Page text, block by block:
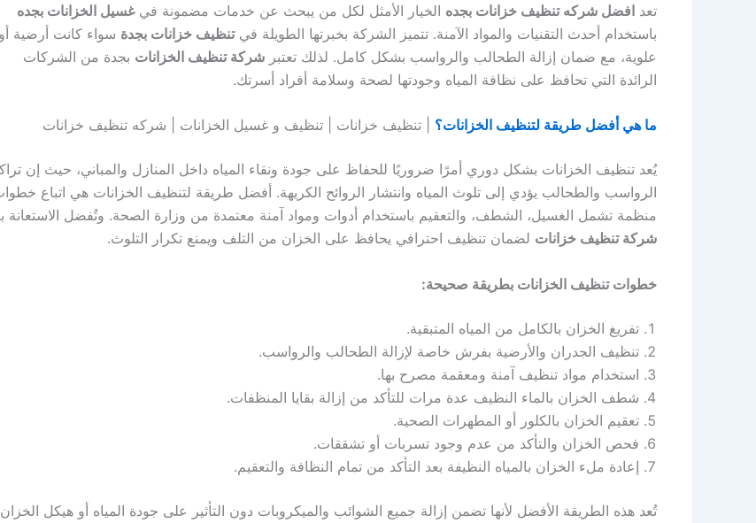
تعد افضل شركه تنظيف خزانات بجده الخيار الأمثل لكل من يبحث عن خدمات مضمونة فيغسيل الخزانات بجده
باستخدام أحدث التقنيات والمواد الآمنة. تتميز الشركة بخبرتها الطويلة فيتنظيف خزانات بجدة سواء كانت أرضية أو
علوية، مع ضمان إزالة الطحالب والرواسب بشكل كامل. لذلك تعتبر شركة تنظيف الخزانات بجدة من الشركات
الرائدة التي تحافظ على نظافة المياه وجودتها لصحة وسلامة أفراد أسرتك.
ما هي أفضل طريقة لتنظيف الخزانات؟ | تنظيف خزانات | تنظيف و غسيل الخزانات | شركه تنظيف خزانات
يُعد تنظيف الخزانات بشكل دوري أمرًا ضروريًا للحفاظ على جودة ونقاء المياه داخل المنازل والمباني، حيث إن
الرواسب والطحالب يؤدي إلى تلوث المياه وانتشار الروائح الكريهة. أفضل طريقة لتنظيف الخزانات هي اتباع
منظمة تشمل الغسيل، الشطف، والتعقيم باستخدام أدوات ومواد آمنة معتمدة من وزارة الصحة. وتُفضل الاستعانة
شركة تنظيف خزانات لضمان تنظيف احترافي يحافظ على الخزان من التلف ويمنع تكرار التلوث.
خطوات تنظيف الخزانات بطريقة صحيحة:
تفريغ الخزان بالكامل من المياه المتبقية.
تنظيف الجدران والأرضية بفرش خاصة لإزالة الطحالب والرواسب.
استخدام مواد تنظيف آمنة ومعقمة مصرح بها.
شطف الخزان بالماء النظيف عدة مرات للتأكد من إزالة بقايا المنظفات.
تعقيم الخزان بالكلور أو المطهرات الصحية.
فحص الخزان والتأكد من عدم وجود تسربات أو تشققات.
إعادة ملء الخزان بالمياه النظيفة بعد التأكد من تمام النظافة والتعقيم.
تُعد هذه الطريقة الأفضل لأنها تضمن إزالة جميع الشوائب والميكروبات دون التأثير على جودة المياه أو هيكل